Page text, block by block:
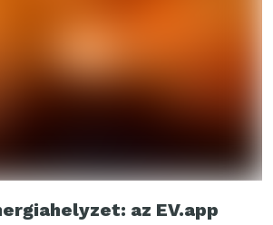
az EV.app